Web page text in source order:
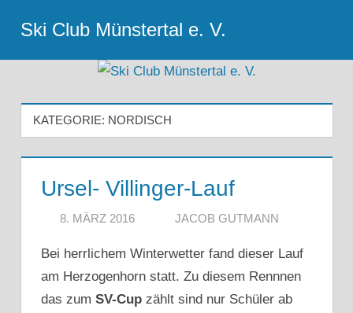
Inhalt
springen
Ski Club Münstertal e. V.
KATEGORIE: NORDISCH
Ursel- Villinger-Lauf
8. MÄRZ 2016 JACOB GUTMANN
Bei herrlichem Winterwetter fand dieser Lauf
am Herzogenhorn statt. Zu diesem Rennnen
das zum SV-Cup zählt sind nur Schüler ab